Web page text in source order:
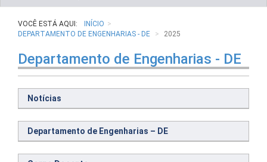
VOCÊ ESTÁ AQUI:
INÍCIO
DEPARTAMENTO DE ENGENHARIAS - DE
2025
Departamento de Engenharias - DE
Notícias
Departamento de Engenharias – DE